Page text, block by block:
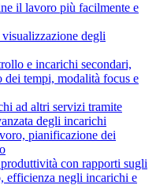
il lavoro più facilmente e
degli
e incarichi secondari,
tempi, modalità focus e
ad altri servizi tramite
degli incarichi
pianificazione dei
con rapporti sugli
efficienza negli incarichi e